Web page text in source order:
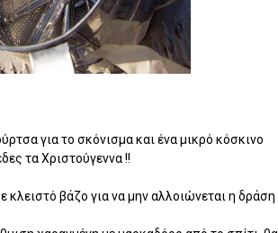
για το σκόνισμα και ένα μικρό κόσκινο
τα Χριστούγεννα !!
κλειστό βάζο για να μην αλλοιώνεται η δράση